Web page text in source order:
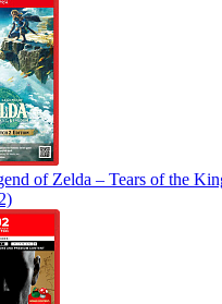
of Zelda – Tears of the